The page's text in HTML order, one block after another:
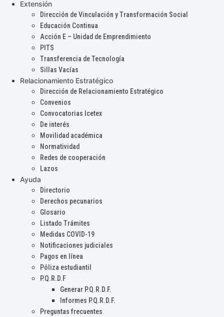
Extensión
Dirección de Vinculación y Transformación Social
Educación Continua
Acción E – Unidad de Emprendimiento
PITS
Transferencia de Tecnología
Sillas Vacías
Relacionamiento Estratégico
Dirección de Relacionamiento Estratégico
Convenios
Convocatorias Icetex
De interés
Movilidad académica
Normatividad
Redes de cooperación
Lazos
Ayuda
Directorio
Derechos pecunarios
Glosario
Listado Trámites
Medidas COVID-19
Notificaciones judiciales
Pagos en línea
Póliza estudiantil
P.Q.R.D.F
Generar P.Q.R.D.F.
Informes P.Q.R.D.F.
Preguntas frecuentes